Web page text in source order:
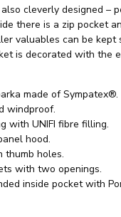
cleverly designed –
there is a zip pocket
valuables can be kept
is decorated with the
made of Sympatex®.
windproof.
with UNIFI fibre filling.
hood.
thumb holes.
with two openings.
inside pocket with